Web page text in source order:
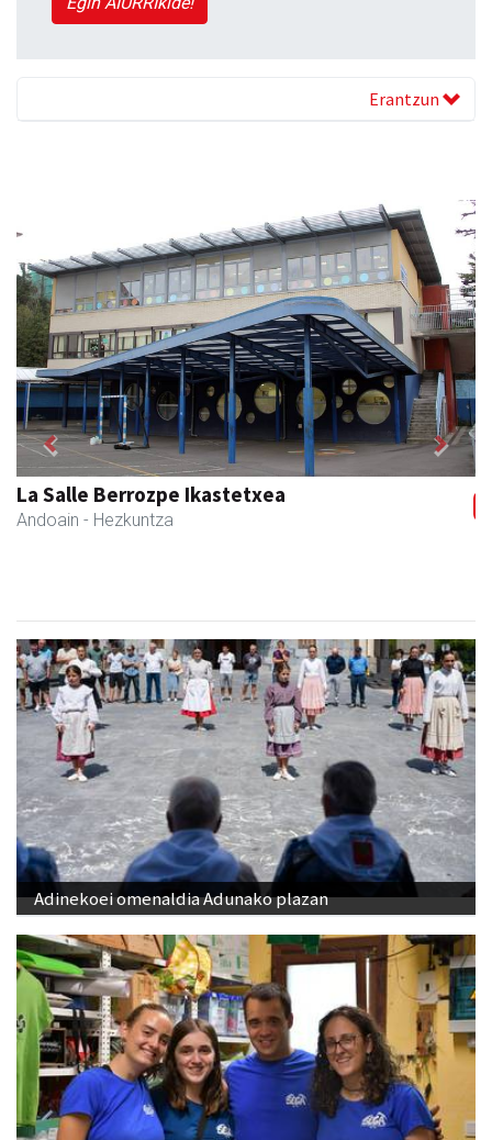
Erantzun
La Salle Berrozpe Ikastetxea
Andoain - Hezkuntza
Previous Next
Adinekoei omenaldia Adunako plazan